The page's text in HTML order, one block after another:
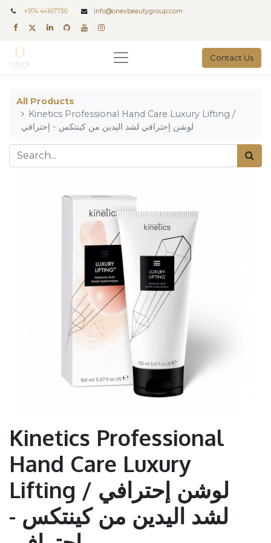
+974 44167736 info@onexbeautygroup.com
Contact Us
All Products
Kinetics Professional Hand Care Luxury Lifting /
لوشن إحترافي لشد اليدين من كينتكس - إحترافي
Kinetics Professional
Hand Care Luxury
Lifting / لوشن إحترافي
لشد اليدين من كينتكس -